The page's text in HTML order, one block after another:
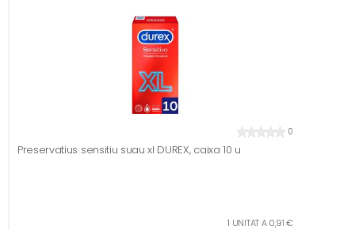
0
Preservatius sensitiu suau xl DUREX, caixa 10 u
1 UNITAT A 0,91 €